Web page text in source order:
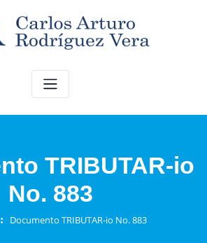
TRIBUTAR-io
No. 883
Documento TRIBUTAR-io No. 883